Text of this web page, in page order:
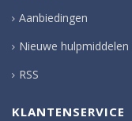
Aanbiedingen
Nieuwe hulpmiddelen
RSS
KLANTENSERVICE